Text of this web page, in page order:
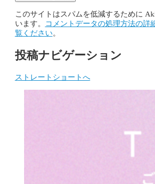
このサイトはスパムを低減するために
います。
コメントデータの処理方法の詳
覧ください。
投稿ナビゲーション
ストレートショートへ